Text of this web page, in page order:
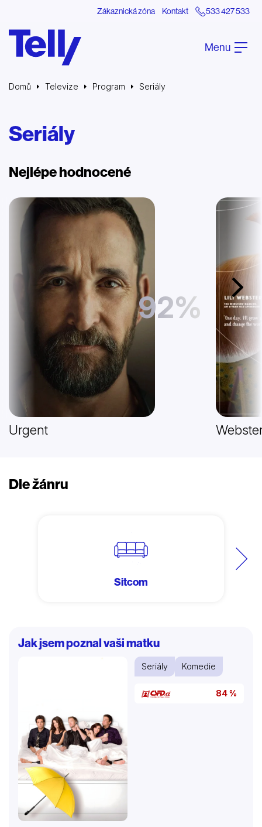
Zákaznická zóna Kontakt 533 427 533
Menu
Domů Televize Program Seriály
Seriály
Nejlépe hodnocené
Další
92%
Urgent
Dle žánru
Další
Sitcom
Jak jsem poznal vaši matku
Seriály Komedie
84 %